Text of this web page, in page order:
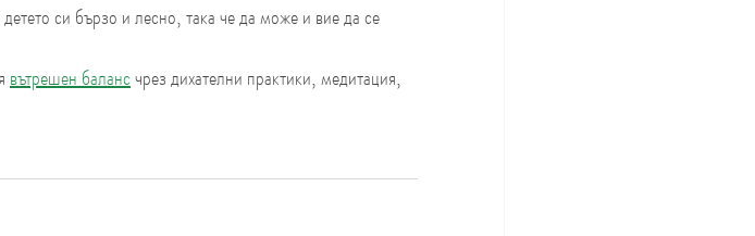
си бързо и лесно, така че да може и вие да се
вътрешен баланс чрез дихателни практики, медитация,